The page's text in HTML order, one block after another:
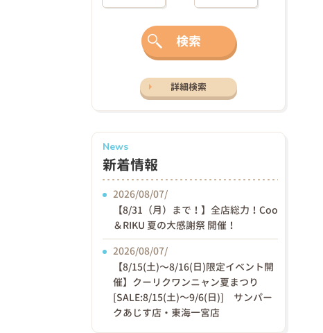
検索
詳細検索
News
新着情報
2026/08/07/
【8/31（月）まで！】全店総力！Coo
＆RIKU 夏の大感謝祭 開催！
2026/08/07/
【8/15(土)〜8/16(日)限定イベント開
催】クーリクワンニャン夏まつり
[SALE:8/15(土)～9/6(日)] サンパー
クあじす店・東海一宮店